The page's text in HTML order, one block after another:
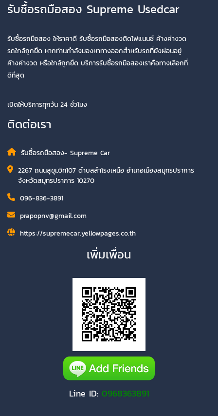
รับซื้อรถมือสอง Supreme Usedcar
รับซื้อรถมือสอง ให้ราคาดี รับซื้อรถมือสองติดไฟแนนซ์ ค้างค่างวด
รถใกล้ถูกยึด หากท่านกำลังมองหาทางออกสำหรับรถที่ยังผ่อนอยู่
ค้างค่างวด หรือใกล้ถูกยึด บริการรับซื้อรถมือสองเราคือทางเลือกที่
ดีที่สุด
เปิดให้บริการทุกวัน 24 ชั่วโมง
ติดต่อเรา
รับซื้อรถมือสอง- Supreme Car
2267 ถนนสุขุมวิท107 ตำบลสำโรงเหนือ อำเภอเมืองสมุทรปราการ
จังหวัดสมุทรปราการ 10270
096-836-3891
prapopnv@gmail.com
https://supremecar.yellowpages.co.th
เพิ่มเพื่อน
Line ID: 0968363891